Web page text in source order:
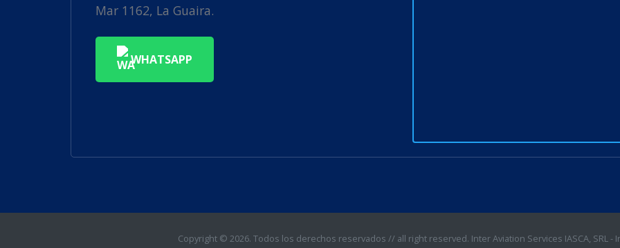
Mar 1162, La Guaira.
WHATSAPP
Copyright © 2026. Todos los derechos reservados // all right reserved. Inter Aviation Services IASCA, SRL -